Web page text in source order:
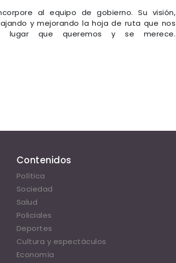
al equipo de gobierno. Su visión,
y mejorando la hoja de ruta que nos
lugar que queremos y se merece.
Contenidos
Política
Sociedad
Salud
Policiales
Deportes
Cultura y espectáculos
Economía